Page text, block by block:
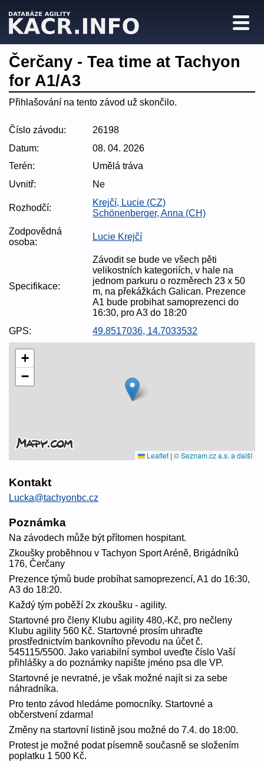
Čerčany - Tea time at Tachyon
for A1/A3
Přihlašování na tento závod už skončilo.
Číslo závodu:
26198
Datum:
08. 04. 2026
Terén:
Umělá tráva
Uvnitř:
Ne
Rozhodčí:
Krejčí, Lucie (CZ)
Schönenberger, Anna (CH)
Zodpovědná
osoba:
Lucie Krejčí
Specifikace:
Závodit se bude ve všech pěti
velikostních kategoriích, v hale na
jednom parkuru o rozměrech 23 x 50
m, na překážkách Galican. Prezence
A1 bude probihat samoprezenci do
16:30, pro A3 do 18:20
GPS:
49.8517036, 14.7033532
+
−
Leaflet | © Seznam.cz a.s. a další
Kontakt
Lucka@tachyonbc.cz
Poznámka
Na závodech může být přítomen hospitant.
Zkoušky proběhnou v Tachyon Sport Aréně, Brigádníků
176, Čerčany
Prezence týmů bude probíhat samoprezencí, A1 do 16:30,
A3 do 18:20.
Každý tým poběží 2x zkoušku - agility.
Startovné pro členy Klubu agility 480,-Kč, pro nečleny
Klubu agility 560 Kč. Startovné prosím uhraďte
prostřednictvím bankovního převodu na účet č.
545115/5500. Jako variabilní symbol uveďte číslo Vaší
přihlášky a do poznámky napište jméno psa dle VP.
Startovné je nevratné, je však možné najít si za sebe
náhradníka.
Pro tento závod hledáme pomocníky. Startovné a
občerstvení zdarma!
Změny na startovní listině jsou možné do 7.4. do 18:00.
Protest je možné podat písemně současně se složením
poplatku 1 500 Kč.